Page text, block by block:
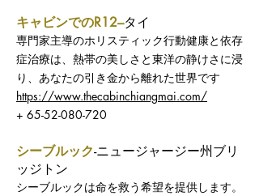
キャビンでのR12–タイ
専門家主導のホリスティック行動健康と依存
症治療は、熱帯の美しさと東洋の静けさに浸
り、あなたの引き金から離れた世界です
https://www.thecabinchiangmai.com/
+ 65-52-080-720
シーブルック-ニュージャージー州ブリ
ッジトン
シーブルックは命を救う希望を提供します。